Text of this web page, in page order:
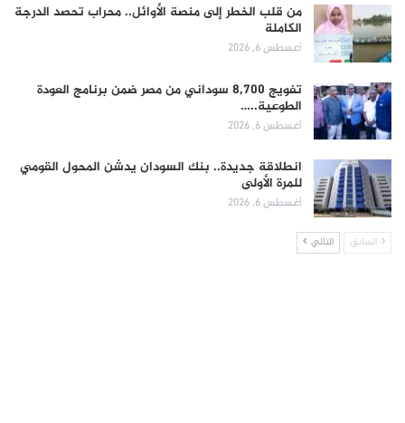
من قلب الخطر إلى منصة الأوائل.. محراب تحصد الدرجة
الكاملة
أغسطس 6, 2026
تفويج 8,700 سوداني من مصر ضمن برنامج العودة
الطوعية..…
أغسطس 6, 2026
انطلاقة جديدة.. بنك السودان يدشن المحول القومي
للمرة الأولى
أغسطس 6, 2026
السابق التالي